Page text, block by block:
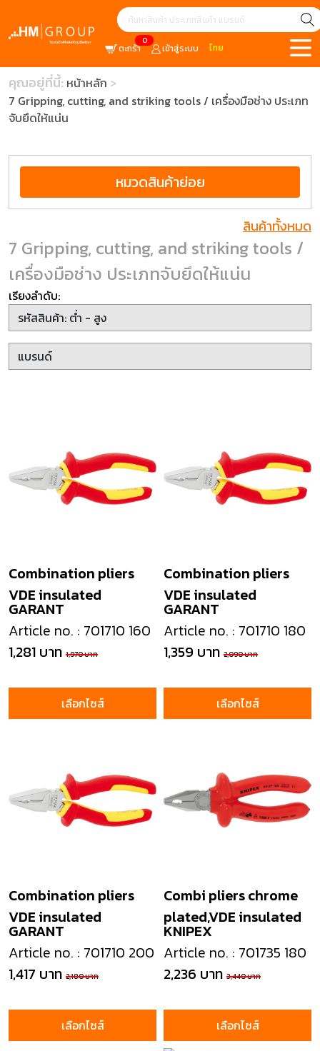
0
ตะกร้า เข้าสู่ระบบ ไทย
คุณอยู่ที่นี้: หน้าหลัก
7 Gripping, cutting, and striking tools / เครื่องมือช่าง ประเภท
จับยึดให้แน่น
หมวดสินค้าย่อย
สินค้าทั้งหมด
7 Gripping, cutting, and striking tools /
เครื่องมือช่าง ประเภทจับยึดให้แน่น
เรียงลำดับ:
GARANT
Combination pliers
VDE insulated
Article no. : 701710 160
1,281 บาท 1,970 บาท
เลือกไซส์
GARANT
Combination pliers
VDE insulated
Article no. : 701710 180
1,359 บาท 2,090 บาท
เลือกไซส์
GARANT
Combination pliers
VDE insulated
Article no. : 701710 200
1,417 บาท 2,180 บาท
เลือกไซส์
KNIPEX
Combi pliers chrome
plated,VDE insulated
Article no. : 701735 180
2,236 บาท 3,440 บาท
เลือกไซส์